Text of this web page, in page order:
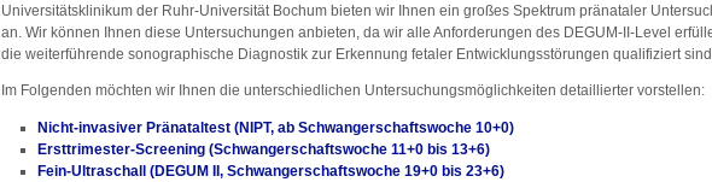
Universitätsklinikum der Ruhr-Universität Bochum bieten wir Ihnen ein großes Spektrum pränataler
an. Wir können Ihnen diese Untersuchungen anbieten, da wir alle Anforderungen des DEGUM-II-Level
die weiterführende sonographische Diagnostik zur Erkennung fetaler Entwicklungsstörungen qualifiziert
Im Folgenden möchten wir Ihnen die unterschiedlichen Untersuchungsmöglichkeiten detaillierter vorstellen:
Nicht-invasiver Pränataltest (NIPT, ab Schwangerschaftswoche 10+0)
Ersttrimester-Screening (Schwangerschaftswoche 11+0 bis 13+6)
Fein-Ultraschall (DEGUM II, Schwangerschaftswoche 19+0 bis 23+6)